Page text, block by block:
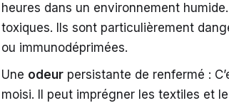
heures dans un environnement
toxiques. Ils sont particulièrement
ou immunodéprimées.
Une odeur persistante de renfermé :
moisi. Il peut imprégner les textiles et